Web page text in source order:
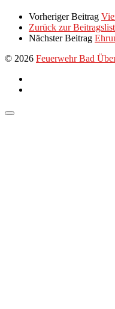
Vorheriger Beitrag
Zurück zur
Nächster Beitrag
© 2026 Feuerwehr Bad